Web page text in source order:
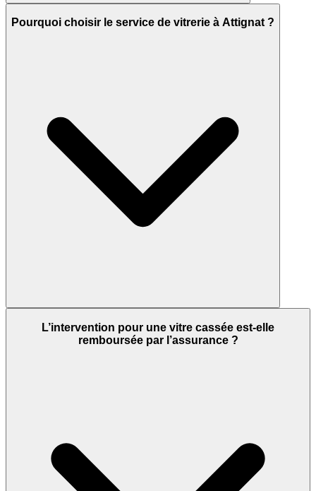
Pourquoi choisir le service de vitrerie à Attignat ?
L’intervention pour une vitre cassée est-elle
remboursée par l’assurance ?